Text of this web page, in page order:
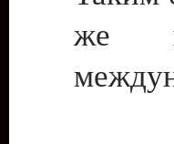
же